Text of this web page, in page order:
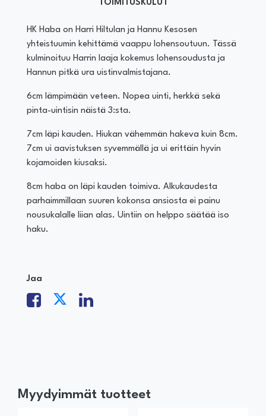
TOIMITUSKULUT
HK Haba on Harri Hiltulan ja Hannu Kesosen
yhteistuumin kehittämä vaappu lohensoutuun. Tässä
kulminoituu Harrin laaja kokemus lohensoudusta ja
Hannun pitkä ura uistinvalmistajana.
6cm lämpimään veteen. Nopea uinti, herkkä sekä
pinta-uintisin näistä 3:sta.
7cm läpi kauden. Hiukan vähemmän hakeva kuin 8cm.
7cm ui aavistuksen syvemmällä ja ui erittäin hyvin
kojamoiden kiusaksi.
8cm haba on läpi kauden toimiva. Alkukaudesta
parhaimmillaan suuren kokonsa ansiosta ei painu
nousukalalle liian alas. Uintiin on helppo säätää iso
haku.
Jaa
Myydyimmät tuotteet